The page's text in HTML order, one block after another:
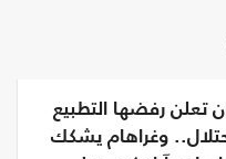
تعلن رفضها التطبيع
وغراهام يشكك